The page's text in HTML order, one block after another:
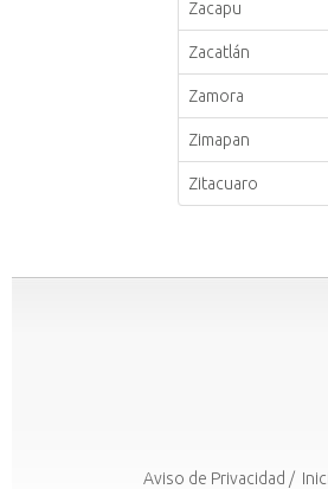
Zacapu
Zacatlán
Zamora
Zimapan
Zitacuaro
Aviso de Privacidad /